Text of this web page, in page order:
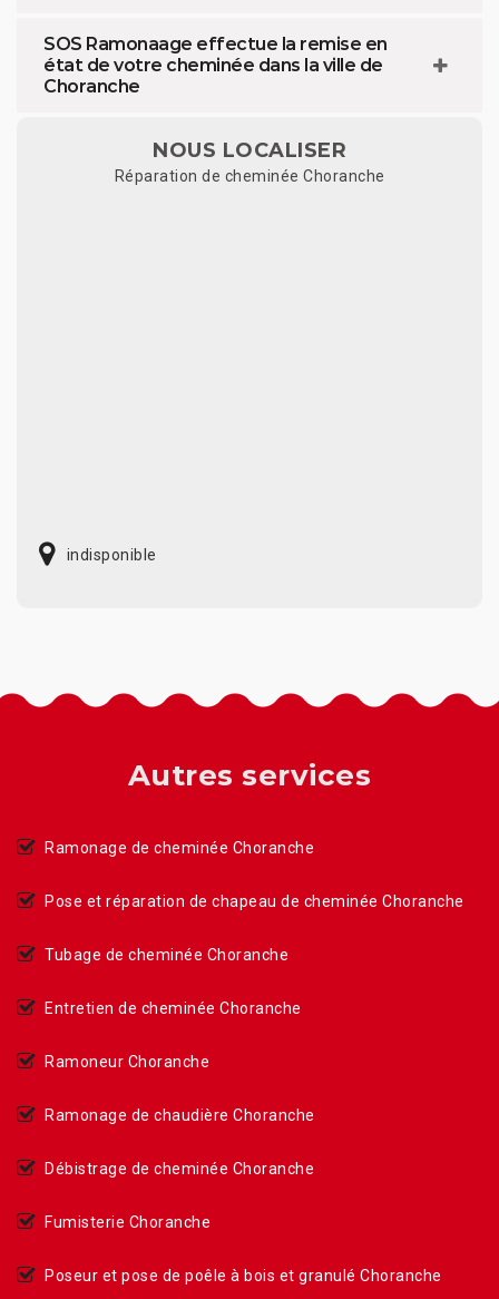
SOS Ramonaage effectue la remise en
état de votre cheminée dans la ville de
Choranche
NOUS LOCALISER
Réparation de cheminée Choranche
indisponible
Autres services
Ramonage de cheminée Choranche
Pose et réparation de chapeau de cheminée Choranche
Tubage de cheminée Choranche
Entretien de cheminée Choranche
Ramoneur Choranche
Ramonage de chaudière Choranche
Débistrage de cheminée Choranche
Fumisterie Choranche
Poseur et pose de poêle à bois et granulé Choranche